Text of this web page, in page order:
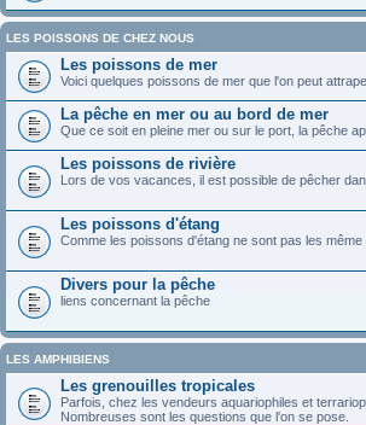
LES POISSONS DE CHEZ NOUS
Les poissons de mer
Voici quelques poissons de mer que l'on peut
La pêche en mer ou au bord de mer
Que ce soit en pleine mer ou sur le port, la pêche
Les poissons de rivière
Lors de vos vacances, il est possible de pêcher
Les poissons d'étang
Comme les poissons d'étang ne sont pas les
Divers pour la pêche
liens concernant la pêche
LES AMPHIBIENS
Les grenouilles tropicales
Parfois, chez les vendeurs aquariophiles et
Nombreuses sont les questions que l'on se pose.